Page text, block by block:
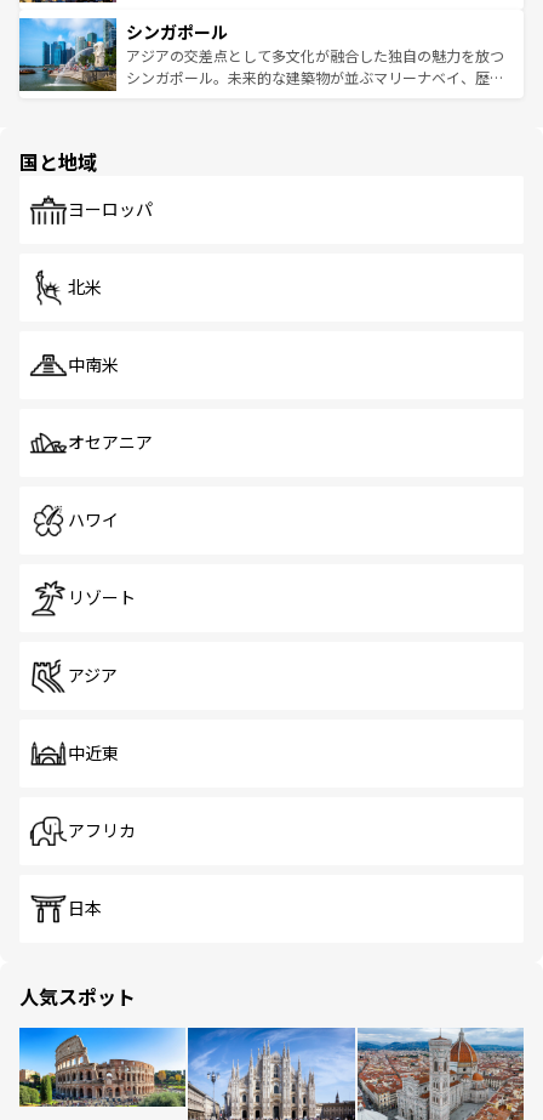
参照してほしい。
激する。気候は一年中温暖で、どの季節にも異なる楽しみ
が待っている。親しみやすいタイの人々、仏教を中心とし
た文化、そして多様な観光資源が、訪れる旅人を魅了し続
み、どこを訪れても感動するはず。観光スポットが密集し
ており、効率よく見どころを回れるのも魅力。息をのむよ
うな絶景から文化的な体験まで、香港を存分に楽しみ尽く
シンガポール
アジアの交差点として多文化が融合した独自の魅力を放つ
シンガポール。未来的な建築物が並ぶマリーナベイ、歴史
で、ホーカーズは地元の風情を楽しめる外せないスポット
国と地域
ヨーロッパ
北米
中南米
オセアニア
ハワイ
リゾート
アジア
中近東
アフリカ
日本
人気スポット